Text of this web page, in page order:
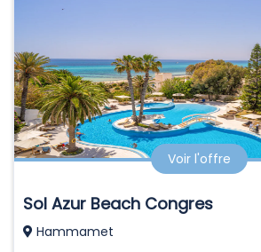
Voir l'offre
Sol Azur Beach Congres
Hammamet